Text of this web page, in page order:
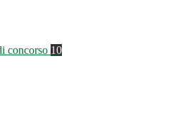
concorso 10